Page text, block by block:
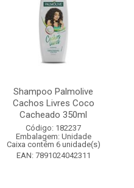
Shampoo Palmolive
Cachos Livres Coco
Cacheado 350ml
Código: 182237
Embalagem: Unidade
Caixa contém 6 unidade(s)
EAN: 7891024042311